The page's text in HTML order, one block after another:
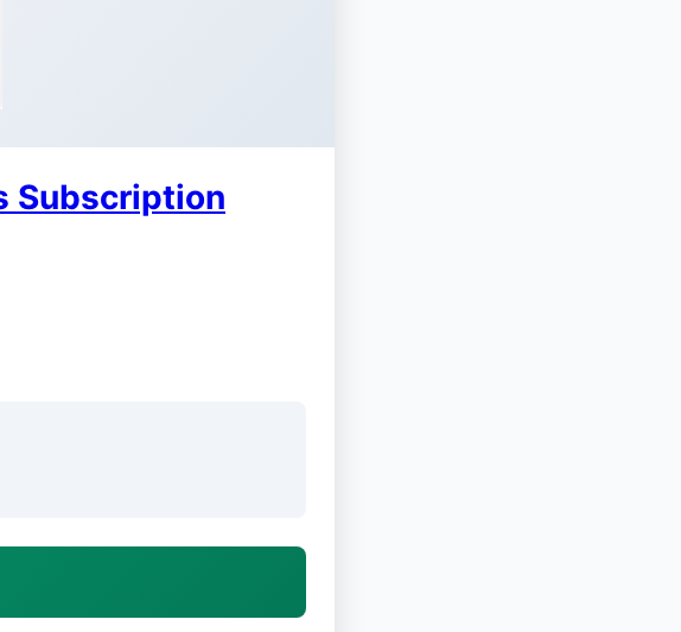
Subscription